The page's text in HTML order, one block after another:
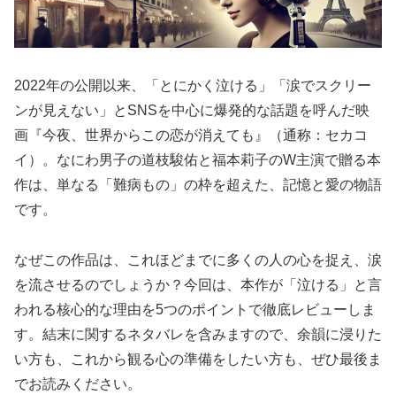
2022年の公開以来、「とにかく泣ける」「涙でスクリー
ンが見えない」とSNSを中心に爆発的な話題を呼んだ映
画『今夜、世界からこの恋が消えても』（通称：セカコ
イ）。なにわ男子の道枝駿佑と福本莉子のW主演で贈る本
作は、単なる「難病もの」の枠を超えた、記憶と愛の物語
です。
なぜこの作品は、これほどまでに多くの人の心を捉え、涙
を流させるのでしょうか？今回は、本作が「泣ける」と言
われる核心的な理由を5つのポイントで徹底レビューしま
す。結末に関するネタバレを含みますので、余韻に浸りた
い方も、これから観る心の準備をしたい方も、ぜひ最後ま
でお読みください。